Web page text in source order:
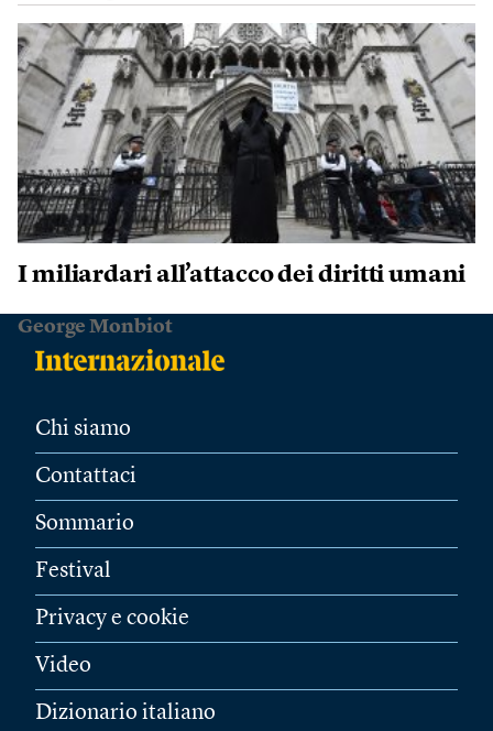
I miliardari all’attacco dei diritti umani
George Monbiot
Chi siamo
Contattaci
Sommario
Festival
Privacy e cookie
Video
Dizionario italiano